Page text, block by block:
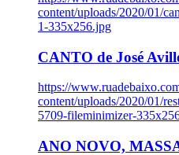
content/uploads/2020/01/
1-335x256.jpg
CANTO de José
https://
content/uploads/2020/01/
5709-fileminimizer-
ANO NOVO,